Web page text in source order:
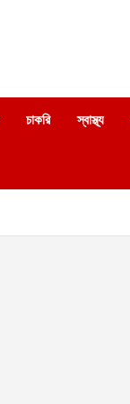
চাকরি স্বাস্থ্য